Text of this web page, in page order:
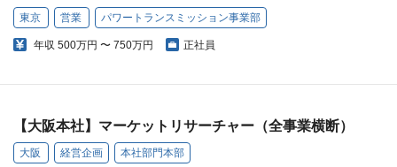
東京 営業 パワートランスミッション事業部
年収 500万円 〜 750万円 正社員
【大阪本社】マーケットリサーチャー（全事業横断）
大阪 経営企画 本社部門本部